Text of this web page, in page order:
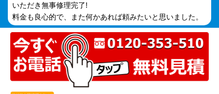
いただき無事修理完了!
料金も良心的で、また何かあれば頼みたいと思いました。